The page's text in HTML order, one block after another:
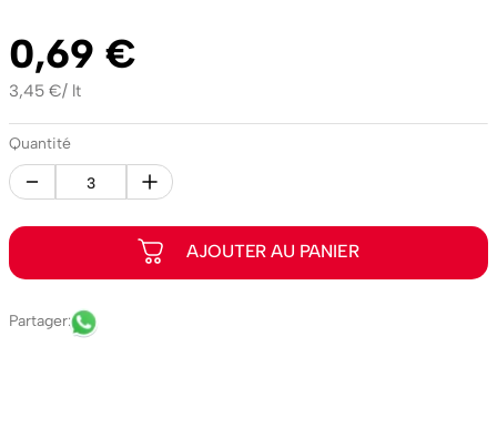
0,69 €
3,45 €/ lt
Quantité